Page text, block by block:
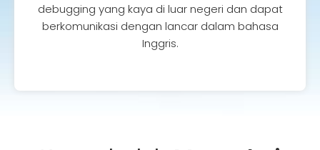
debugging yang kaya di luar negeri dan dapat
berkomunikasi dengan lancar dalam bahasa
Inggris.